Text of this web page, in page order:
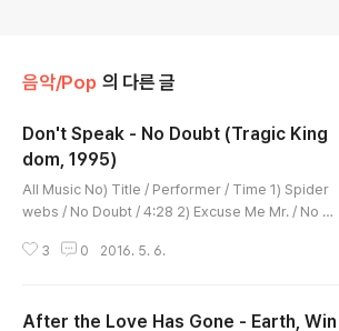
음악/Pop 의 다른 글
Don't Speak - No Doubt (Tragic King
dom, 1995)
All Music No) Title / Performer / Time 1) Spider
webs / No Doubt / 4:28 2) Excuse Me Mr. / No D
ppy Now? / No Doubt / 3:43 5) Different People
oubt / 3:21 9) Sunday Morning / No Doubt / 4:33
3 0 2016. 5. 6.
After the Love Has Gone - Earth, Win